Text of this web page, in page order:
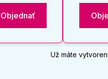
Objednať
Už máte